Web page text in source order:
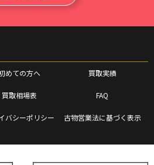
めての方へ 買取実績
買取相場表 FAQ
バシーポリシー 古物営業法に基づく表示